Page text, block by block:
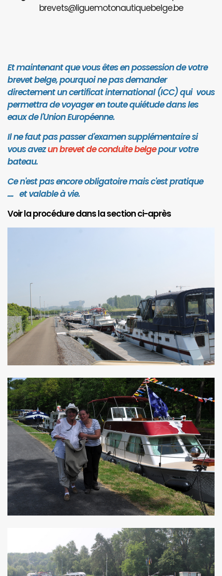
brevets@liguemotonautiquebelge.be
Et maintenant que vous êtes en possession de votre
brevet belge, pourquoi ne pas demander
directement un certificat international (ICC) qui vous
permettra de voyager en toute quiétude dans les
eaux de l'Union Européenne.
Il ne faut pas passer d'examen supplémentaire si
vous avezun brevet de conduite belgepour votre
bateau.
Ce n'est pas encore obligatoire mais c'est pratique
.... et valable à vie.
Voir la procédure dans la section ci-après